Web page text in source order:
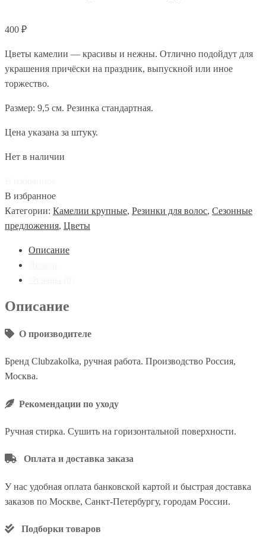
400 ₽
Цветы камелии — красивы и нежны. Отлично подойдут для
украшения причёски на праздник, выпускной или иное
торжество.
Размер: 9,5 см. Резинка стандартная.
Цена указана за штуку.
Нет в наличии
В избранное
Категории: Камелии крупные, Резинки для волос, Сезонные
предложения, Цветы
Описание
Описание
О производителе
Бренд Clubzakolka, ручная работа. Производство Россия,
Москва.
Рекомендации по уходу
Ручная стирка. Сушить на горизонтальной поверхности.
Оплата и доставка заказа
У нас удобная оплата банковской картой и быстрая доставка
заказов по Москве, Санкт-Петербургу, городам России.
Подборки товаров